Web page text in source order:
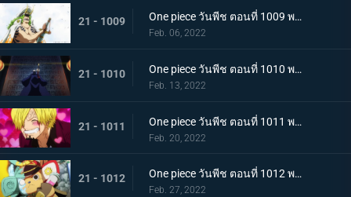
21 - 1009 One piece วันพีช ตอนที่ 1009 พากย์ไทย ซาซากิรุกหนัก หน่วยรบหุ้มเกราะปะทะยามาโตะ
Feb. 06, 2022
21 - 1010 One piece วันพีช ตอนที่ 1010 พากย์ไทย ทลายอสูรน้ำแข็ง แผนเพลิงของช็อปเปอร์!
Feb. 13, 2022
21 - 1011 One piece วันพีช ตอนที่ 1011 พากย์ไทย ดีก็แย่แล้ว! แมงมุมล่อลวงซันจิ
Feb. 20, 2022
21 - 1012 One piece วันพีช ตอนที่ 1012 พากย์ไทย เดินหมากผิดเกม! เพลิงของนกอมตะมัลโก้
Feb. 27, 2022